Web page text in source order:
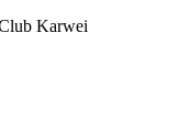
Karwei